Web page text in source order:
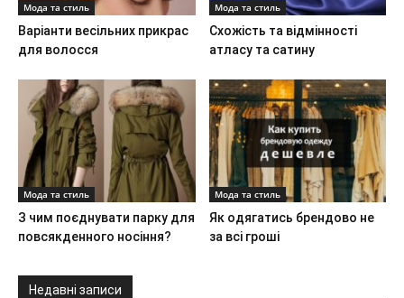
Мода та стиль
Варіанти весільних прикрас
для волосся
Мода та стиль
Схожість та відмінності
атласу та сатину
Мода та стиль
З чим поєднувати парку для
повсякденного носіння?
Мода та стиль
Як одягатись брендово не
за всі гроші
Недавні записи